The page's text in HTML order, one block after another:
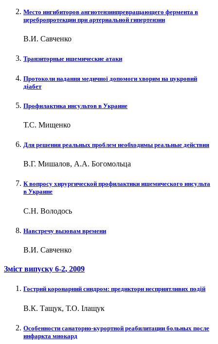
Место ингибиторов ангиотензинпревращающего фермента в
церебропротекции при артериальной гипертензии
В.И. Савченко
Транзиторные ишемические атаки
Протоколи надання медичної допомоги хворим на цукровий
діабет
Профилактика инсультов в Украине
Т.С. Мищенко
Для решения реальных проблем необходимы реальные действия
В.Г. Мишалов, А.А. Богомольца
К вопросу хирургической профилактики ишемического инсульта
в Украине
С.Н. Володось
Навстречу вызовам времени
В.И. Савченко
Зміст випуску 6-2, 2009
Гострий коронарний синдром: предиктори несприятливих подій
В.К. Тащук, Т.О. Ілащук
Особенности санаторно-курортной реабилитации больных после
инфаркта миокард